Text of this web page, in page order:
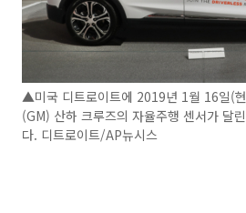
▲미국 디트로이트에 2019년 1월 16일(
(GM) 산하 크루즈의 자율주행 센서가 달
다. 디트로이트/AP뉴시스